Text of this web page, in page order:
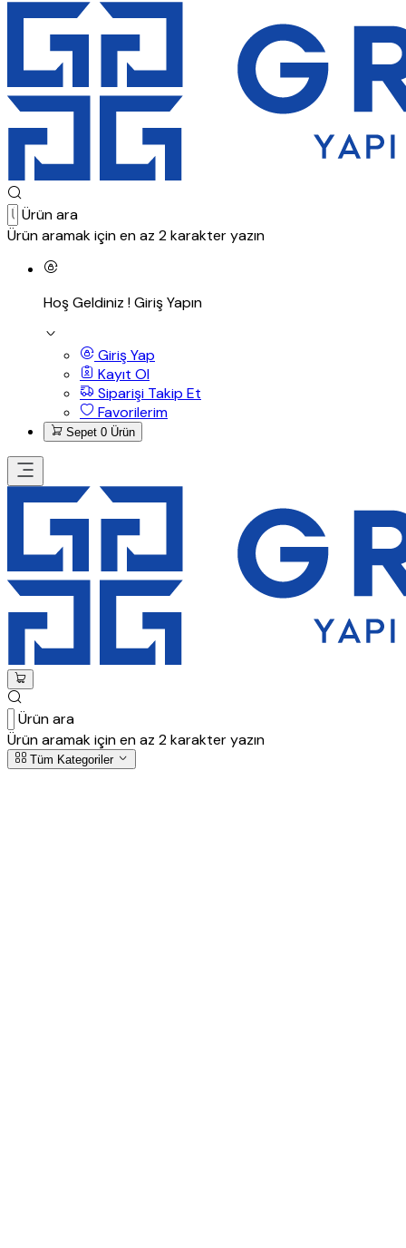
Ürün ara
Ürün aramak için en az 2 karakter yazın
Hoş Geldiniz !Giriş Yapın
Giriş Yap
Kayıt Ol
Siparişi Takip Et
Favorilerim
Sepet 0 Ürün
Ürün ara
Ürün aramak için en az 2 karakter yazın
Tüm Kategoriler